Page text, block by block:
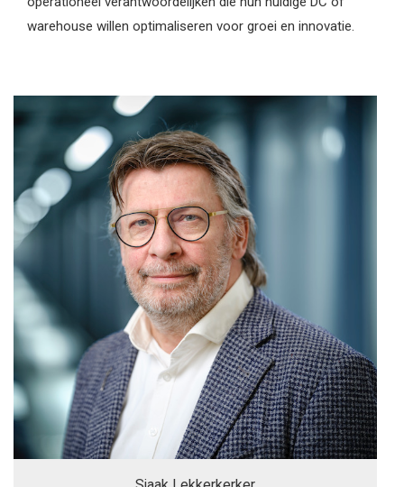
warehouse willen optimaliseren voor groei en innovatie.